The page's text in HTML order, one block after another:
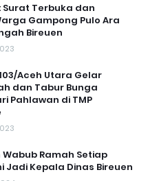
Surat Terbuka dan
Gampong Pulo Ara
Bireuen
Aceh Utara Gelar
dan Tabur Bunga
Pahlawan di TMP
Ramah Setiap
Jadi Kepala Dinas Bireuen